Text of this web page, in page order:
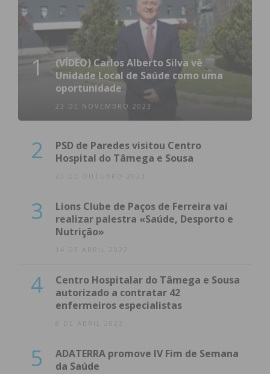
1
(VÍDEO) Carlos Alberto Silva vê
Unidade Local de Saúde como uma
oportunidade
23 DE NOVEMBRO 2023
2
PSD de Paredes visitou Centro
Hospital do Tâmega e Sousa
23 DE OUTUBRO 2023
3
Lions Clube de Paços de Ferreira vai
realizar palestra «Saúde, Desporto e
Nutrição»
14 DE ABRIL 2022
4
Centro Hospitalar do Tâmega e Sousa
autorizado a contratar 42
enfermeiros especialistas
8 DE ABRIL 2022
5
ADATERRA promove IV Fim de Semana
da Saúde